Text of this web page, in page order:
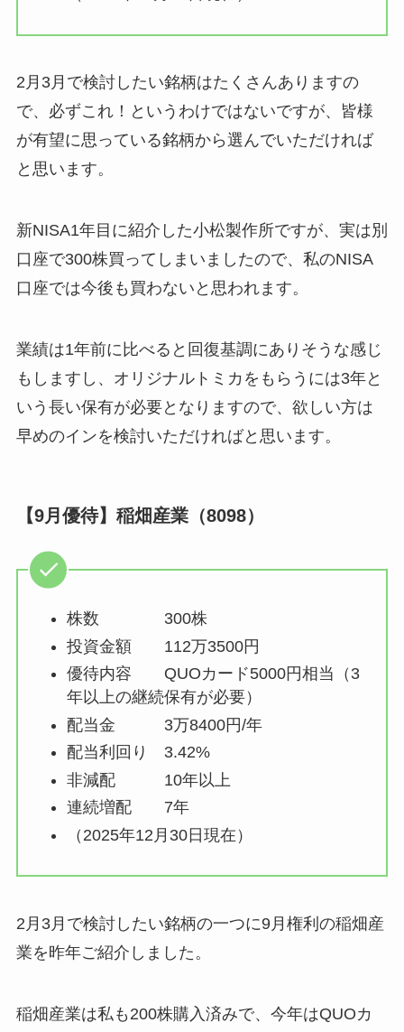
2月3月で検討したい銘柄はたくさんありますの
で、必ずこれ！というわけではないですが、皆様
が有望に思っている銘柄から選んでいただければ
と思います。
新NISA1年目に紹介した小松製作所ですが、実は別
口座で300株買ってしまいましたので、私のNISA
口座では今後も買わないと思われます。
業績は1年前に比べると回復基調にありそうな感じ
もしますし、オリジナルトミカをもらうには3年と
いう長い保有が必要となりますので、欲しい方は
早めのインを検討いただければと思います。
【9月優待】稲畑産業（8098）
株数 300株
投資金額 112万3500円
優待内容 QUOカード5000円相当（3
年以上の継続保有が必要）
配当金 3万8400円/年
配当利回り 3.42%
非減配 10年以上
連続増配 7年
（2025年12月30日現在）
2月3月で検討したい銘柄の一つに9月権利の稲畑産
業を昨年ご紹介しました。
稲畑産業は私も200株購入済みで、今年はQUOカ